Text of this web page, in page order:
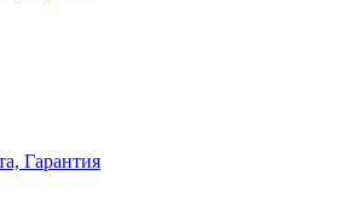
Гарантия